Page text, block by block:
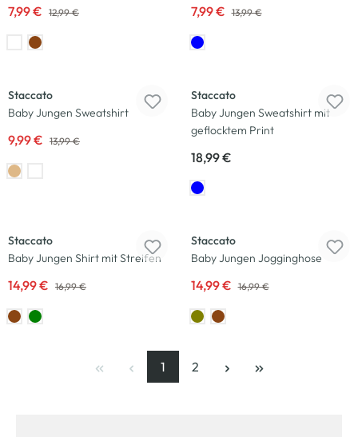
7,99 € 12,99 € 7,99 € 13,99 €
Staccato
Baby Jungen Sweatshirt
9,99 € 13,99 €
Staccato
Baby Jungen Sweatshirt mit
geflocktem Print
18,99 €
Staccato
Baby Jungen Shirt mit Streifen
14,99 € 16,99 €
Staccato
Baby Jungen Jogginghose
14,99 € 16,99 €
Seite
1
, aktuelle Seite
Seite
2